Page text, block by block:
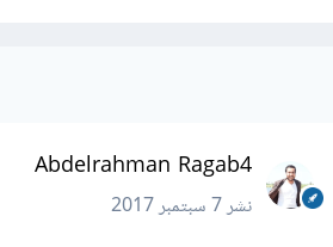
Abdelrahman Ragab4
نشر7 سبتمبر 2017